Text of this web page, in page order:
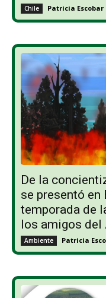
Chile Patricia Escobar
De la
se presentó en
temporada de
los amigos del
Ambiente Patricia